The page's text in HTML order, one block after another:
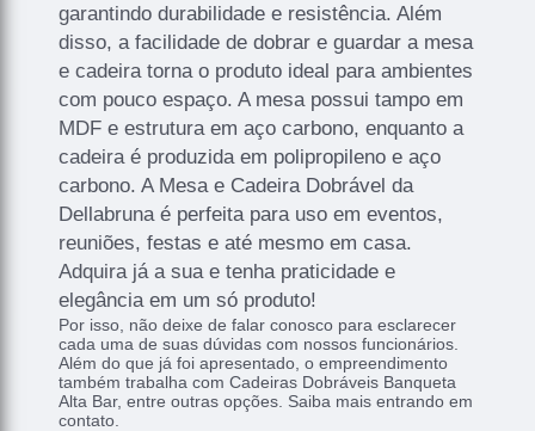
garantindo durabilidade e resistência. Além
disso, a facilidade de dobrar e guardar a mesa
e cadeira torna o produto ideal para ambientes
com pouco espaço. A mesa possui tampo em
MDF e estrutura em aço carbono, enquanto a
cadeira é produzida em polipropileno e aço
carbono. A Mesa e Cadeira Dobrável da
Dellabruna é perfeita para uso em eventos,
reuniões, festas e até mesmo em casa.
Adquira já a sua e tenha praticidade e
elegância em um só produto!
Por isso, não deixe de falar conosco para esclarecer
cada uma de suas dúvidas com nossos funcionários.
Além do que já foi apresentado, o empreendimento
também trabalha com Cadeiras Dobráveis Banqueta
Alta Bar, entre outras opções. Saiba mais entrando em
contato.